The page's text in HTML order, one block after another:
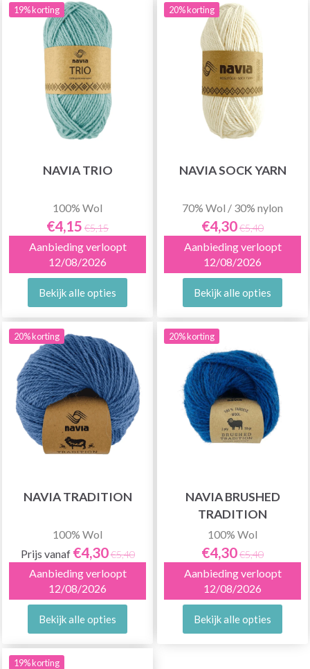
19% korting
NAVIA TRIO
100% Wol
€4,15 €5,15
Aanbieding verloopt
12/08/2026
Bekijk alle opties
20% korting
NAVIA SOCK YARN
70% Wol / 30% nylon
€4,30€5,40
Aanbieding verloopt
12/08/2026
Bekijk alle opties
20% korting
NAVIA TRADITION
100% Wol
Prijs vanaf €4,30€5,40
Aanbieding verloopt
12/08/2026
Bekijk alle opties
20% korting
NAVIA BRUSHED
TRADITION
100% Wol
€4,30€5,40
Aanbieding verloopt
12/08/2026
Bekijk alle opties
19% korting